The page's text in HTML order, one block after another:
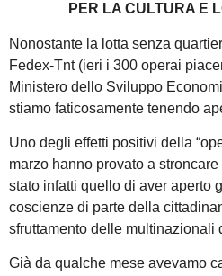
PER LA CULTURA E
Nonostante la lotta senza
Fedex-Tnt (ieri i 300 operai
Ministero dello Sviluppo
stiamo faticosamente tenendo
Uno degli effetti positivi della
marzo hanno provato a
stato infatti quello di aver aperto
coscienze di parte della
sfruttamento delle multinazionali
Già da qualche mese avevamo